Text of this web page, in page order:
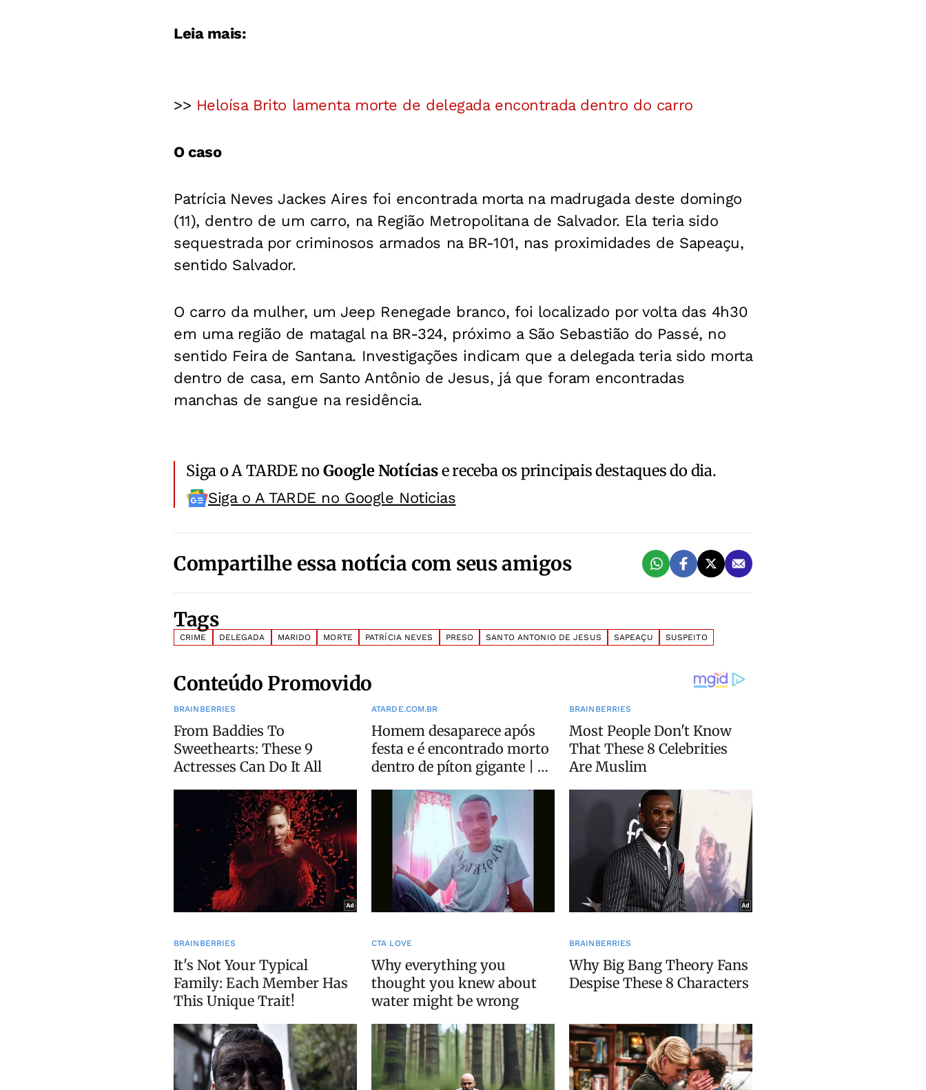
Leia mais:
>> Heloísa Brito lamenta morte de delegada encontrada dentro do carro
O caso
Patrícia Neves Jackes Aires foi encontrada morta na madrugada deste domingo
(11), dentro de um carro, na Região Metropolitana de Salvador. Ela teria sido
sequestrada por criminosos armados na BR-101, nas proximidades de Sapeaçu,
sentido Salvador.
O carro da mulher, um Jeep Renegade branco, foi localizado por volta das 4h30
em uma região de matagal na BR-324, próximo a São Sebastião do Passé, no
sentido Feira de Santana. Investigações indicam que a delegada teria sido morta
dentro de casa, em Santo Antônio de Jesus, já que foram encontradas
manchas de sangue na residência.
Siga o A TARDE noGoogle Notíciase receba os principais destaques do dia.
Siga o A TARDE no Google Noticias
Compartilhe essa notícia com seus amigos
Tags
CRIME DELEGADA MARIDO MORTE PATRÍCIA NEVES PRESO SANTO ANTONIO DE JESUS SAPEAÇU SUSPEITO